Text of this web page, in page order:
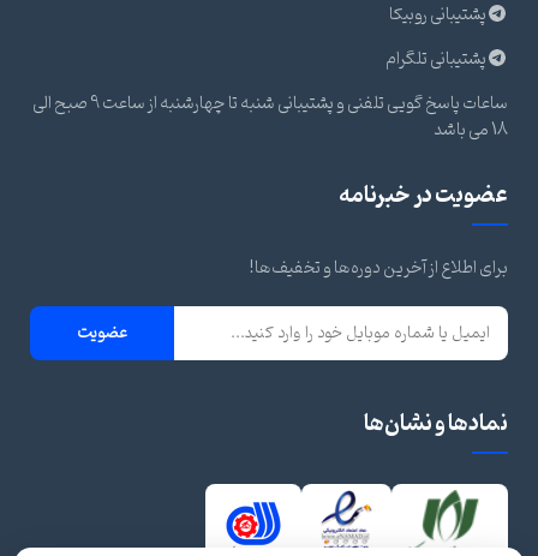
پشتیبانی روبیکا
پشتیبانی تلگرام
ساعات پاسخ گویی تلفنی و پشتیبانی شنبه تا چهارشنبه از ساعت 9 صبح الی
18 می باشد
عضویت در خبرنامه
برای اطلاع از آخرین دوره‌ها و تخفیف‌ها!
عضویت
نمادها و نشان‌ها